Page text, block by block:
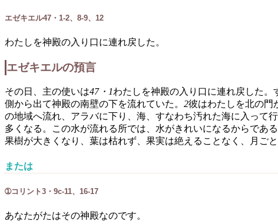
エゼキエル47・1-2、8-9、12
わたしを神殿の入り口に連れ戻した。
エゼキエルの預言
その日、主の使いは47・1わたしを神殿の入り口に連れ戻した
側から出て神殿の南壁の下を流れていた。 2彼はわたしを北の門
の地域へ流れ、アラバに下り、海、すなわち汚れた海に入って
多くなる。この水が流れる所では、水がきれいになるからであ
果樹が大きくなり、葉は枯れず、果実は絶えることなく、月ご
または
➀コリント3・9c-11、16-17
あなたがたはその神殿なのです。